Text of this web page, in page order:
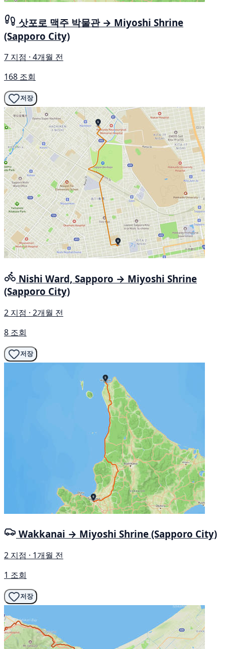
삿포로 맥주 박물관 → Miyoshi Shrine
(Sapporo City)
7 지점 · 4개월 전
168 조회
저장
Nishi Ward, Sapporo → Miyoshi Shrine
(Sapporo City)
2 지점 · 2개월 전
8 조회
저장
Wakkanai → Miyoshi Shrine (Sapporo City)
2 지점 · 1개월 전
1 조회
저장